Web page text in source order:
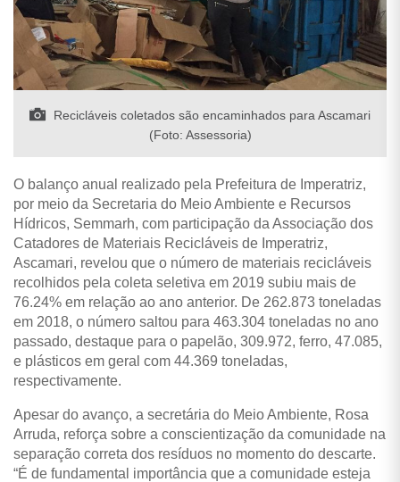
Recicláveis coletados são encaminhados para Ascamari
(Foto: Assessoria)
O balanço anual realizado pela Prefeitura de Imperatriz,
por meio da Secretaria do Meio Ambiente e Recursos
Hídricos, Semmarh, com participação da Associação dos
Catadores de Materiais Recicláveis de Imperatriz,
Ascamari, revelou que o número de materiais recicláveis
recolhidos pela coleta seletiva em 2019 subiu mais de
76.24% em relação ao ano anterior. De 262.873 toneladas
em 2018, o número saltou para 463.304 toneladas no ano
passado, destaque para o papelão, 309.972, ferro, 47.085,
e plásticos em geral com 44.369 toneladas,
respectivamente.
Apesar do avanço, a secretária do Meio Ambiente, Rosa
Arruda, reforça sobre a conscientização da comunidade na
separação correta dos resíduos no momento do descarte.
“É de fundamental importância que a comunidade esteja